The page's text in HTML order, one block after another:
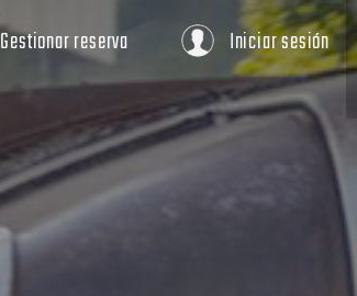
Iniciar sesión
Gestionar reserva